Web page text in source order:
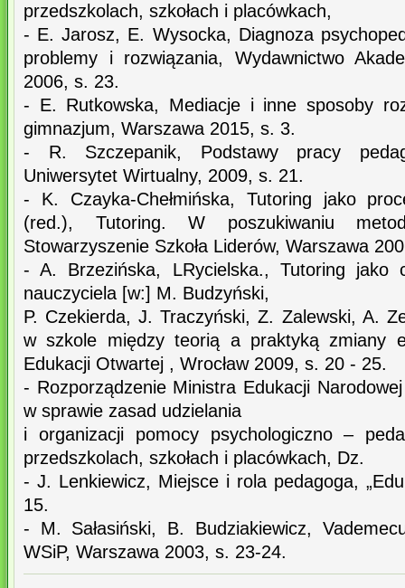
przedszkolach, szkołach i placówkach,
- E. Jarosz, E. Wysocka, Diagnoza
problemy i rozwiązania, Wydawnictwo
2006, s. 23.
- E. Rutkowska, Mediacje i inne sposoby
gimnazjum, Warszawa 2015, s. 3.
- R. Szczepanik, Podstawy pracy
Uniwersytet Wirtualny, 2009, s. 21.
- K. Czayka-Chełmińska, Tutoring jako
(red.), Tutoring. W poszukiwaniu
Stowarzyszenie Szkoła Liderów, Warszawa
- A. Brzezińska, LRycielska., Tutoring jako
nauczyciela [w:] M. Budzyński,
P. Czekierda, J. Traczyński, Z. Zalewski, A.
w szkole między teorią a praktyką zmiany
Edukacji Otwartej , Wrocław 2009, s. 20 - 25.
- Rozporządzenie Ministra Edukacji
w sprawie zasad udzielania
i organizacji pomocy psychologiczno –
przedszkolach, szkołach i placówkach, Dz.
- J. Lenkiewicz, Miejsce i rola pedagoga,
15.
- M. Sałasiński, B. Budziakiewicz,
WSiP, Warszawa 2003, s. 23-24.